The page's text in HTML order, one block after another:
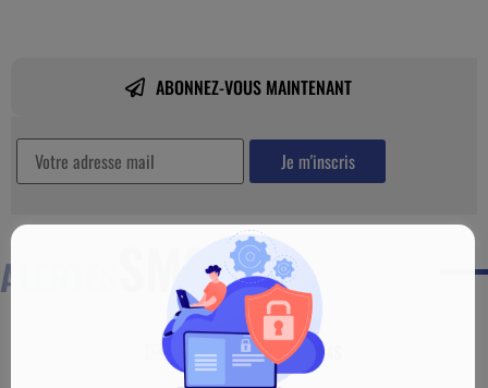
ABONNEZ-VOUS MAINTENANT
ALERTES SMS
CRÉER UNE ALERTE SMS